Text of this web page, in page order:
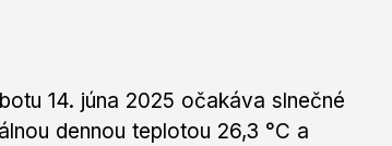
14. júna 2025 očakáva slnečné
dennou teplotou 26,3 °C a